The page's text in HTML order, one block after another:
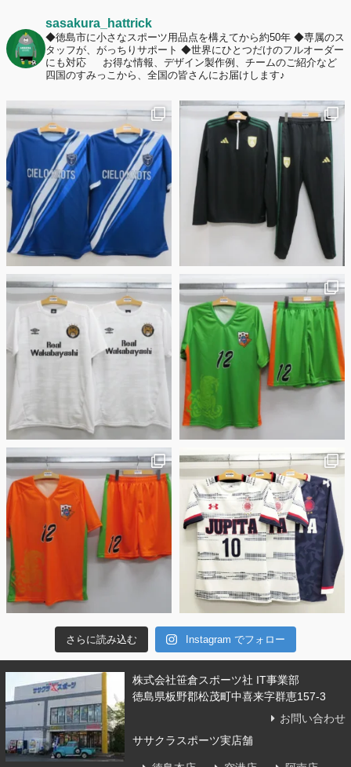
2026年7月2日
名前入りユニフォームで子どもの自信が「プラスになった」と感じた保
護者は約67%！「やや高いと感じたが納得して購入した」と価値を実感
する声も32.7%に！
応援ユニフォーム、約53％が「会場に一体感があってよい」と回答。チ
ームへの愛情が伝わる応援スタイルとは？
sasakura_hattrick
◆徳島市に小さなスポーツ用品点を構えてから約50年 ◆専属のス
タッフが、がっちりサポート ◆世界にひとつだけのフルオーダー
にも対応
お得な情報、デザイン製作例、チームのご紹介など
四国のすみっこから、全国の皆さんにお届けします♪
さらに読み込む Instagram でフォロー
株式会社笹倉スポーツ社 IT事業部
徳島県板野郡松茂町中喜来字群恵157-3
お問い合わせ
ササクラスポーツ実店舗